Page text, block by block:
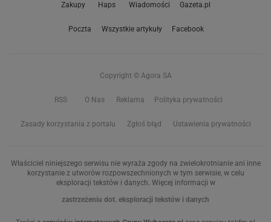
Zakupy Haps Wiadomości Gazeta.pl
Poczta Wszystkie artykuły Facebook
Copyright © Agora SA
RSS O Nas Reklama Polityka prywatności
Zasady korzystania z portalu Zgłoś błąd Ustawienia prywatności
Właściciel niniejszego serwisu nie wyraża zgody na zwielokrotnianie ani inne
korzystanie z utworów rozpowszechnionych w tym serwisie, w celu
eksploracji tekstów i danych. Więcej informacji w
zastrzeżeniu dot. eksploracji tekstów i danych